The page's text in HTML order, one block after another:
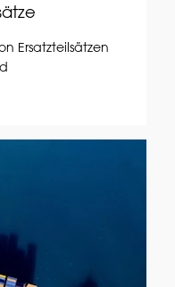
Ersatzteilsätzen